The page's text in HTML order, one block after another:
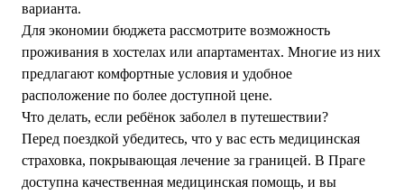
варианта.
Для экономии бюджета рассмотрите возможность
проживания в хостелах или апартаментах. Многие из них
предлагают комфортные условия и удобное
расположение по более доступной цене.
Что делать, если ребёнок заболел в путешествии?
Перед поездкой убедитесь, что у вас есть медицинская
страховка, покрывающая лечение за границей. В Праге
доступна качественная медицинская помощь, и вы